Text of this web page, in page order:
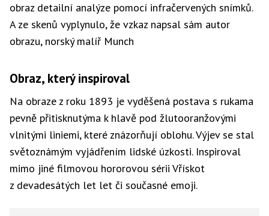
obraz detailní analýze pomocí infračervených snímků.
A ze skenů vyplynulo, že vzkaz napsal sám autor
obrazu, norský malíř Munch
Obraz, který inspiroval
Na obraze z roku 1893 je vyděšená postava s rukama
pevně přitisknutýma k hlavě pod žlutooranžovými
vlnitými liniemi, které znázorňují oblohu. Výjev se stal
světoznámým vyjádřením lidské úzkosti. Inspiroval
mimo jiné filmovou hororovou sérii Vřískot
z devadesátých let let či současné emoji.